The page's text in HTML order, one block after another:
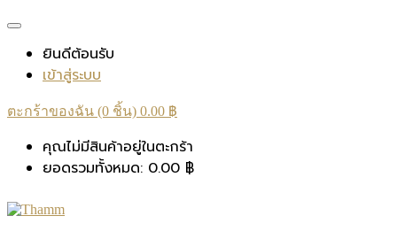
ยินดีต้อนรับ
เข้าสู่ระบบ
ตะกร้าของฉัน (0 ชิ้น) 0.00 ฿
คุณไม่มีสินค้าอยู่ในตะกร้า
ยอดรวมทั้งหมด: 0.00 ฿